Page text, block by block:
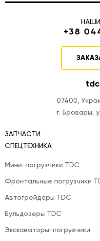
ЗАПЧАСТИ
СПЕЦТЕХНИКА
Мини-погрузчики TDC
Фронтальные погрузчики
Автогрейдеры TDC
Бульдозеры TDC
Экскаваторы-погрузчики
+38
07400,
г. Бровары,